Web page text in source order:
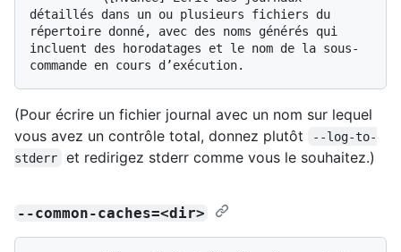
détaillés dans un ou plusieurs fichiers du
répertoire donné, avec des noms générés qui
incluent des horodatages et le nom de la sous-
(Pour écrire un fichier journal avec un nom sur lequel
vous avez un contrôle total, donnez plutôt
--log-to-
stderr
et redirigez stderr comme vous le souhaitez.)
--common-caches=<dir>